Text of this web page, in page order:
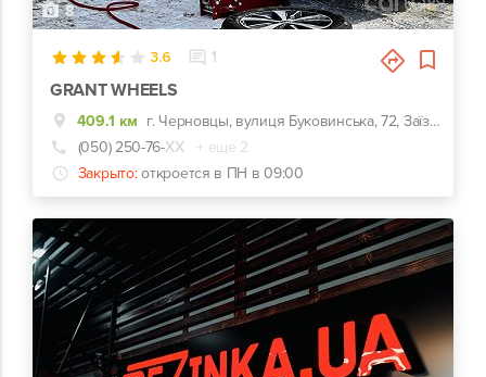
8
3.6 1
GRANT WHEELS
409.1 км
г. Черновцы, вулиця Буковинська, 72, Заїзд у гаражний кооператив
(050) 250-76-ХХ
+ еще 2
Закрыто: откроется в ПН в 09:00